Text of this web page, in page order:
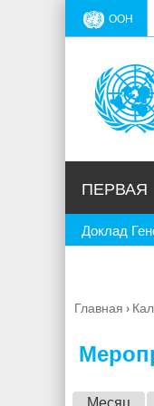
ООН
ПЕРВАЯ
Доклад
Вы
Главная ›